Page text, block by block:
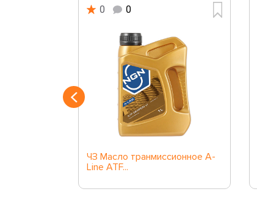
0 0
ЧЗ Масло транмиссионное A-
Line ATF...